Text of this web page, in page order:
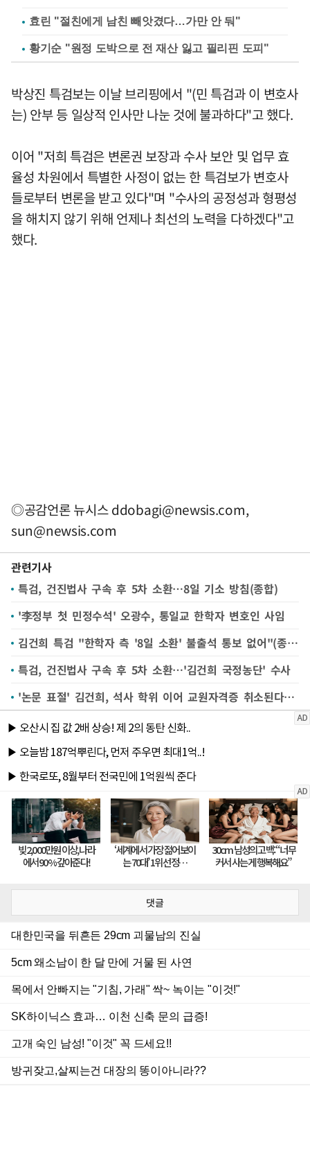
효린 "절친에게 남친 빼앗겼다…가만 안 둬"
황기순 "원정 도박으로 전 재산 잃고 필리핀 도피"
박상진 특검보는 이날 브리핑에서 "(민 특검과 이 변호사
는) 안부 등 일상적 인사만 나눈 것에 불과하다"고 했다.
이어 "저희 특검은 변론권 보장과 수사 보안 및 업무 효
율성 차원에서 특별한 사정이 없는 한 특검보가 변호사
들로부터 변론을 받고 있다"며 "수사의 공정성과 형평성
을 해치지 않기 위해 언제나 최선의 노력을 다하겠다"고
했다.
◎공감언론 뉴시스ddobagi@newsis.com,
sun@newsis.com
관련기사
특검, 건진법사 구속 후 5차 소환…8일 기소 방침(종합)
'李정부 첫 민정수석' 오광수, 통일교 한학자 변호인 사임
김건희 특검 "한학자 측 '8일 소환' 불출석 통보 없어"(종합)
특검, 건진법사 구속 후 5차 소환…'김건희 국정농단' 수사
'논문 표절' 김건희, 석사 학위 이어 교원자격증 취소된다(종합)
댓글